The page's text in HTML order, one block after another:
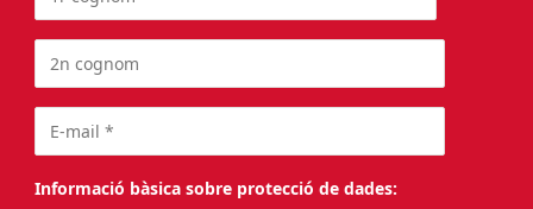
Informació bàsica sobre protecció de dades: